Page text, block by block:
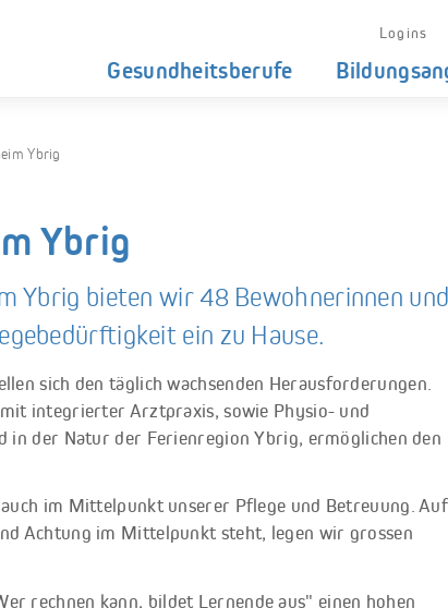
Logins
Gesundheitsberufe
Ybrig
Ybrig
Ybrig bieten wir 48 Bewohnerinnen und
ein zu Hause.
sich den täglich wachsenden Herausforderungen.
integrierter Arztpraxis, sowie Physio- und
der Natur der Ferienregion Ybrig, ermöglichen den
im Mittelpunkt unserer Pflege und Betreuung. Auf
Achtung im Mittelpunkt steht, legen wir grossen
rechnen kann, bildet Lernende aus" einen hohen